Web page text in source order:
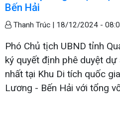
Bến Hải
Thanh Trúc | 18/12/2024 -
Phó Chủ tịch UBND tỉnh
ký quyết định phê duyệt dự
nhất tại Khu Di tích quốc
Lương - Bến Hải với tổng